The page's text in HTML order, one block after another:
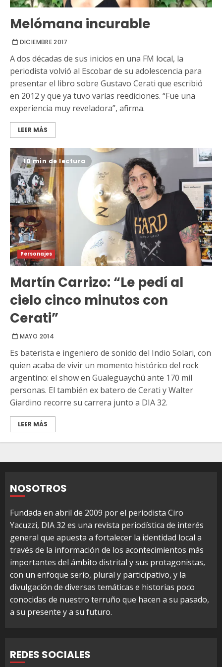
Melómana incurable
DICIEMBRE 2017
A dos décadas de sus inicios en una FM local, la
periodista volvió al Escobar de su adolescencia para
presentar el libro sobre Gustavo Cerati que escribió
en 2012 y que ya tuvo varias reediciones. “Fue una
experiencia muy reveladora”, afirma.
LEER MÁS
10 min de lectura
Personajes
Martín Carrizo: “Le pedí al
cielo cinco minutos con
Cerati”
MAYO 2014
Es baterista e ingeniero de sonido del Indio Solari, con
quien acaba de vivir un momento histórico del rock
argentino: el show en Gualeguaychú ante 170 mil
personas. El también ex batero de Cerati y Walter
Giardino recorre su carrera junto a DIA 32.
LEER MÁS
NOSOTROS
Fundada en abril de 2009 por el periodista Ciro
Yacuzzi, DIA 32 es una revista periodística de interés
general que apuesta a fortalecer la identidad local a
través de la información de los acontecimientos más
importantes del ámbito distrital y sus protagonistas,
con un enfoque serio, plural y participativo, y la
divulgación de diversas temáticas e historias poco
conocidas de nuestro terruño que hacen a su pasado,
a su presente y a su futuro.
REDES SOCIALES